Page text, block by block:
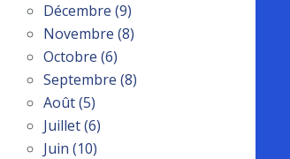
Décembre (9)
Novembre (8)
Octobre (6)
Septembre (8)
Août(5)
Juillet(6)
Juin (10)